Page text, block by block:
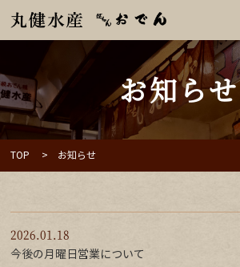
お知らせ
TOP お知らせ
2026.01.18
今後の月曜日営業について